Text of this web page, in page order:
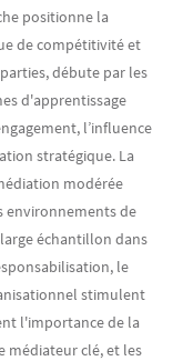
positionne la
de compétitivité et
débute par les
d'apprentissage
l’influence
stratégique. La
modérée
environnements de
échantillon dans
le
stimulent
l'importance de la
médiateur clé, et les